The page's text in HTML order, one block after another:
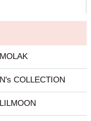
MOLAK
N's COLLECTION
LILMOON